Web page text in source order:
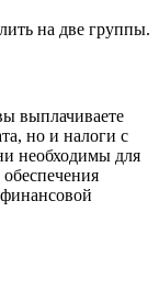
на две группы.
выплачиваете
но и налоги с
необходимы для